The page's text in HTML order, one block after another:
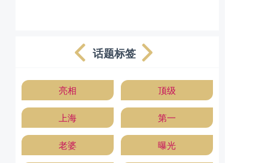
话题标签
亮相 顶级
上海 第一
老婆 曝光